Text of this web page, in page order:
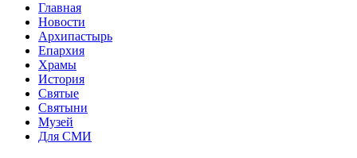
Главная
Новости
Архипастырь
Епархия
Храмы
История
Святые
Святыни
Музей
Для СМИ